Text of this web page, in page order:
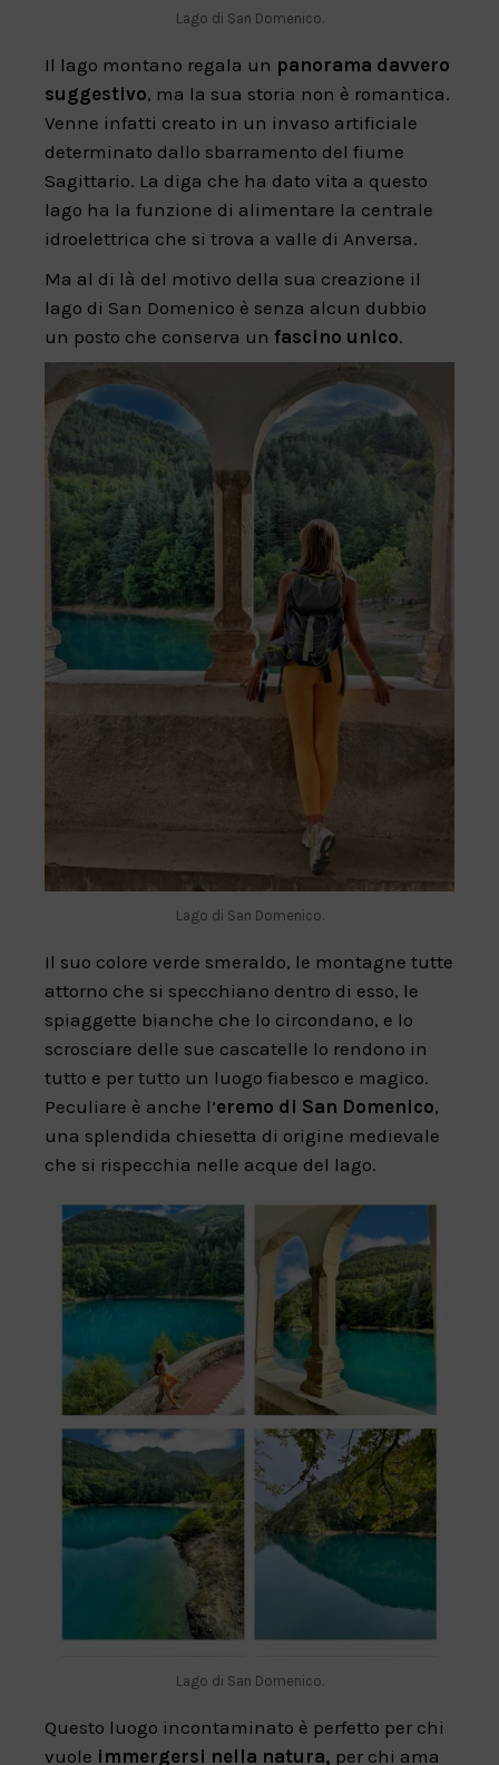
Lago di San Domenico.
Il lago montano regala un panorama davvero
suggestivo, ma la sua storia non è romantica.
Venne infatti creato in un invaso artificiale
determinato dallo sbarramento del fiume
Sagittario. La diga che ha dato vita a questo
lago ha la funzione di alimentare la centrale
idroelettrica che si trova a valle di Anversa.
Ma al di là del motivo della sua creazione il
lago di San Domenico è senza alcun dubbio
un posto che conserva un fascino unico.
Lago di San Domenico.
Il suo colore verde smeraldo, le montagne tutte
attorno che si specchiano dentro di esso, le
spiaggette bianche che lo circondano, e lo
scrosciare delle sue cascatelle lo rendono in
tutto e per tutto un luogo fiabesco e magico.
Peculiare è anche l’eremo di San Domenico,
una splendida chiesetta di origine medievale
che si rispecchia nelle acque del lago.
Lago di San Domenico.
Questo luogo incontaminato è perfetto per chi
vuole immergersi nella natura, per chi ama